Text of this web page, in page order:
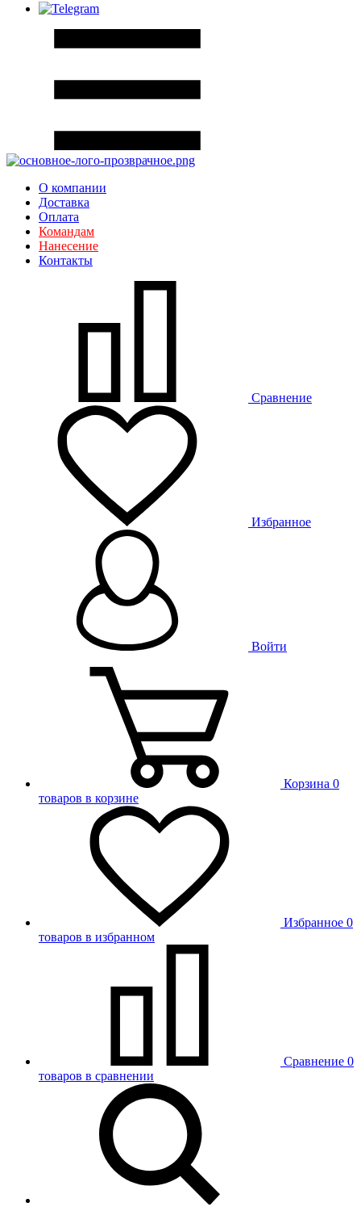
О компании
Доставка
Оплата
Командам
Нанесение
Контакты
Сравнение
Избранное
Войти
Корзина 0
товаров в корзине
Избранное 0
товаров в избранном
Сравнение 0
товаров в сравнении